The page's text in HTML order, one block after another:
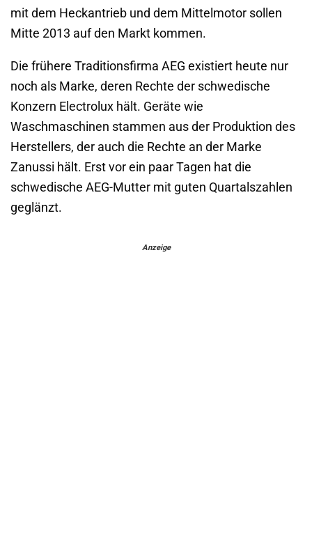
mit dem Heckantrieb und dem Mittelmotor sollen
Mitte 2013 auf den Markt kommen.
Die frühere Traditionsfirma AEG existiert heute nur
noch als Marke, deren Rechte der schwedische
Konzern Electrolux hält. Geräte wie
Waschmaschinen stammen aus der Produktion des
Herstellers, der auch die Rechte an der Marke
Zanussi hält. Erst vor ein paar Tagen hat die
schwedische AEG-Mutter mit guten Quartalszahlen
geglänzt.
Anzeige